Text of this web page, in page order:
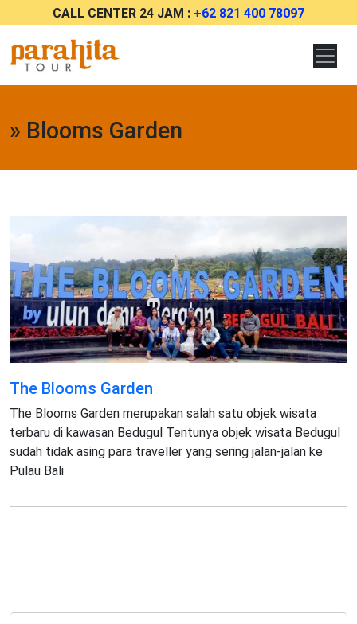
CALL CENTER 24 JAM : +62 821 400 78097
» Blooms Garden
The Blooms Garden
The Blooms Garden merupakan salah satu objek wisata
terbaru di kawasan Bedugul Tentunya objek wisata Bedugul
sudah tidak asing para traveller yang sering jalan-jalan ke
Pulau Bali